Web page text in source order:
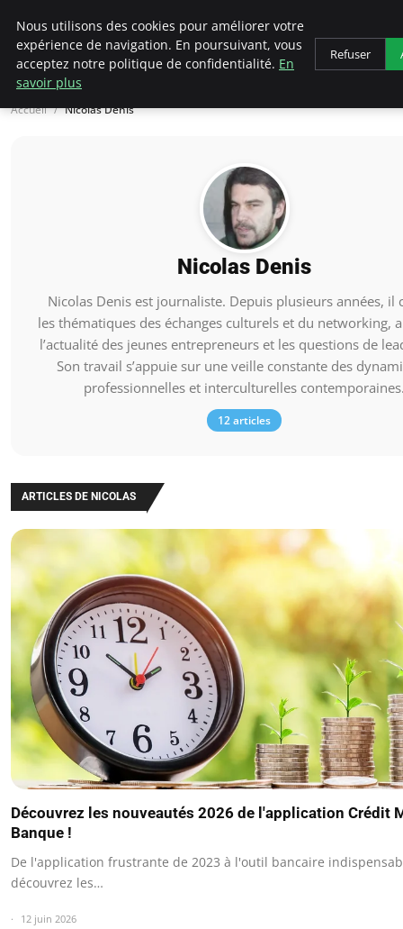
AIESEC France
Accueil Nicolas Denis
Nicolas Denis
Nicolas Denis est journaliste. Depuis plusieurs années, il
les thématiques des échanges culturels et du networking,
l’actualité des jeunes entrepreneurs et les questions de
Son travail s’appuie sur une veille constante des
professionnelles et interculturelles
12 articles
ARTICLES DE NICOLAS
Découvrez les nouveautés 2026 de l'application Crédit
Banque !
De l'application frustrante de 2023 à l'outil bancaire
découvrez les…
12 juin 2026
Nous utilisons des cookies pour améliorer votre
expérience de navigation. En poursuivant, vous
acceptez notre politique de confidentialité. En
savoir plus
Refuser